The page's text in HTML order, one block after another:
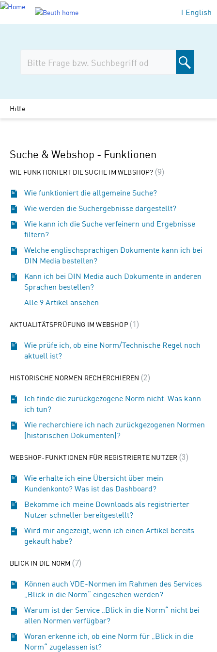
| English
Hilfe
Suche & Webshop - Funktionen
WIE FUNKTIONIERT DIE SUCHE IM WEBSHOP? 9
Wie funktioniert die allgemeine Suche?
Wie werden die Suchergebnisse dargestellt?
Wie kann ich die Suche verfeinern und Ergebnisse
filtern?
Welche englischsprachigen Dokumente kann ich bei
DIN Media bestellen?
Kann ich bei DIN Media auch Dokumente in anderen
Sprachen bestellen?
Alle 9 Artikel ansehen
AKTUALITÄTSPRÜFUNG IM WEBSHOP 1
Wie prüfe ich, ob eine Norm/Technische Regel noch
aktuell ist?
HISTORISCHE NORMEN RECHERCHIEREN 2
Ich finde die zurückgezogene Norm nicht. Was kann
ich tun?
Wie recherchiere ich nach zurückgezogenen Normen
(historischen Dokumenten)?
WEBSHOP-FUNKTIONEN FÜR REGISTRIERTE NUTZER 3
Wie erhalte ich eine Übersicht über mein
Kundenkonto? Was ist das Dashboard?
Bekomme ich meine Downloads als registrierter
Nutzer schneller bereitgestellt?
Wird mir angezeigt, wenn ich einen Artikel bereits
gekauft habe?
BLICK IN DIE NORM 7
Können auch VDE-Normen im Rahmen des Services
„Blick in die Norm“ eingesehen werden?
Warum ist der Service „Blick in die Norm“ nicht bei
allen Normen verfügbar?
Woran erkenne ich, ob eine Norm für „Blick in die
Norm“ zugelassen ist?